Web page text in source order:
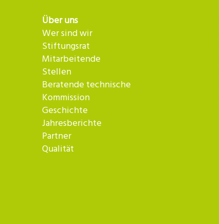
Über uns
Wer sind wir
Stiftungsrat
Mitarbeitende
Stellen
Beratende technische
Kommission
Geschichte
Jahresberichte
Partner
Qualität